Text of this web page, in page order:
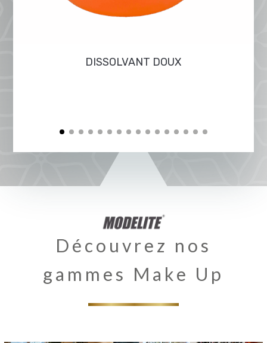
DISSOLVANT DOUX
Découvrez nos
gammes Make Up